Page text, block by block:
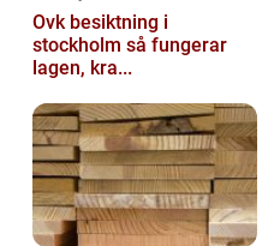
Ovk besiktning i
stockholm så fungerar
lagen, kra...